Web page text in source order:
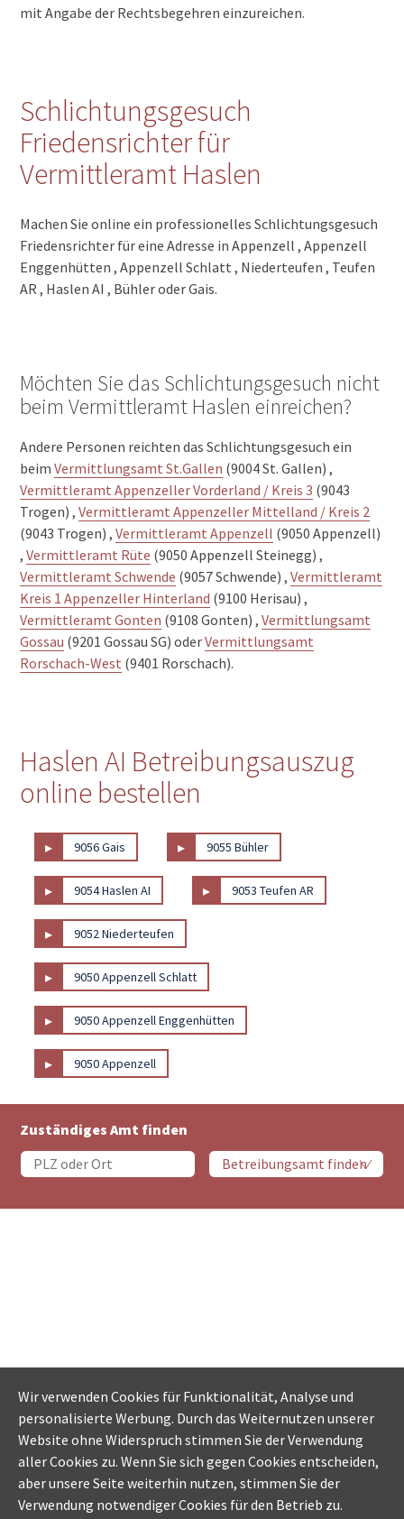
mit Angabe der Rechtsbegehren einzureichen.
Schlichtungsgesuch
Friedensrichter für
Vermittleramt Haslen
Machen Sie online ein professionelles Schlichtungsgesuch
Friedensrichter für eine Adresse in Appenzell , Appenzell
Enggenhütten , Appenzell Schlatt , Niederteufen , Teufen
AR , Haslen AI , Bühler oder Gais.
Möchten Sie das Schlichtungsgesuch nicht
beim Vermittleramt Haslen einreichen?
Andere Personen reichten das Schlichtungsgesuch ein
beimVermittlungsamt St.Gallen (9004 St. Gallen) ,
Vermittleramt Appenzeller Vorderland / Kreis 3 (9043
Trogen) ,Vermittleramt Appenzeller Mittelland / Kreis 2
(9043 Trogen) ,Vermittleramt Appenzell (9050 Appenzell)
,Vermittleramt Rüte (9050 Appenzell Steinegg) ,
Vermittleramt Schwende (9057 Schwende) ,Vermittleramt
Kreis 1 Appenzeller Hinterland (9100 Herisau) ,
Vermittleramt Gonten (9108 Gonten) ,Vermittlungsamt
Gossau (9201 Gossau SG) oderVermittlungsamt
Rorschach-West (9401 Rorschach).
Haslen AI Betreibungsauszug
online bestellen
▸ 9056 Gais ▸ 9055 Bühler
▸ 9054 Haslen AI ▸ 9053 Teufen AR
▸ 9052 Niederteufen
▸ 9050 Appenzell Schlatt
▸ 9050 Appenzell Enggenhütten
▸ 9050 Appenzell
Zuständiges Amt finden
Wir verwenden Cookies für Funktionalität, Analyse und
personalisierte Werbung. Durch das Weiternutzen unserer
Website ohne Widerspruch stimmen Sie der Verwendung
aller Cookies zu. Wenn Sie sich gegen Cookies entscheiden,
aber unsere Seite weiterhin nutzen, stimmen Sie der
Verwendung notwendiger Cookies für den Betrieb zu.